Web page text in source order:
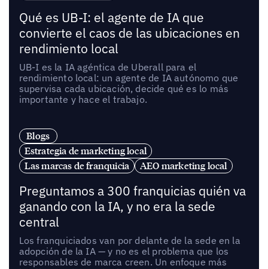
Qué es UB-I: el agente de IA que
convierte el caos de las ubicaciones en
rendimiento local
UB-I es la IA agéntica de Uberall para el
rendimiento local: un agente de IA autónomo que
supervisa cada ubicación, decide qué es lo más
importante y hace el trabajo.
Blogs
Estrategia de marketing local
Las marcas de franquicia
AEO marketing local
Preguntamos a 300 franquicias quién va
ganando con la IA, y no era la sede
central
Los franquiciados van por delante de la sede en la
adopción de la IA — y no es el problema que los
responsables de marca creen. Un enfoque más